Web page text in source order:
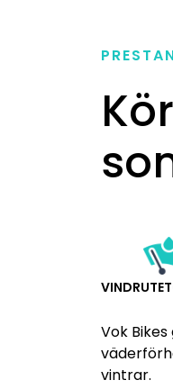
Vok
vintrar.